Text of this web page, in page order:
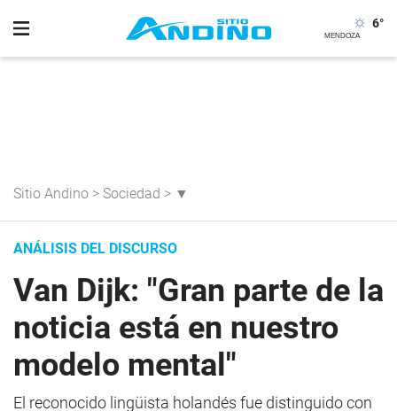
6°
Sitio Andino > Sociedad > ▼
ANÁLISIS DEL DISCURSO
Van Dijk: "Gran parte de la
noticia está en nuestro
modelo mental"
El reconocido lingüista holandés fue distinguido con